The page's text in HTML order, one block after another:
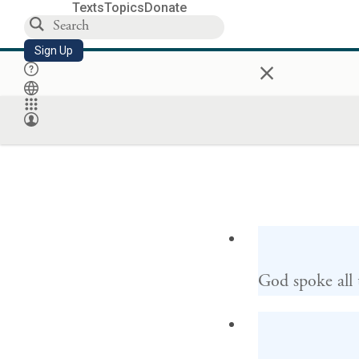
TextsTopicsDonate
Sign Up ×
God spoke all